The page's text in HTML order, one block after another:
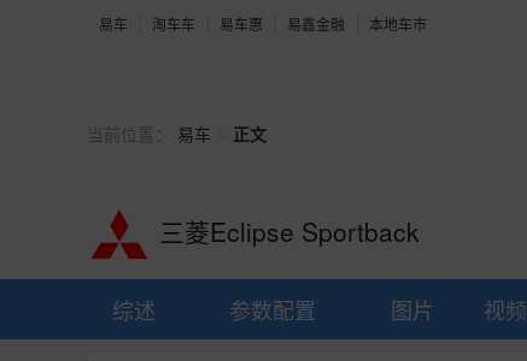
易车 淘车车 易车惠 易鑫金融 本地车市
当前位置： 易车 正文
三菱Eclipse Sportback
综述 参数配置 图片 视频